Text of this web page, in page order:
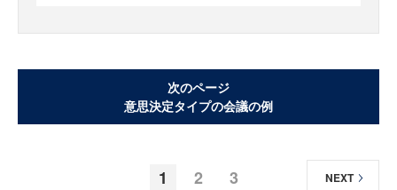
次のページ
意思決定タイプの会議の例
1 2 3 NEXT